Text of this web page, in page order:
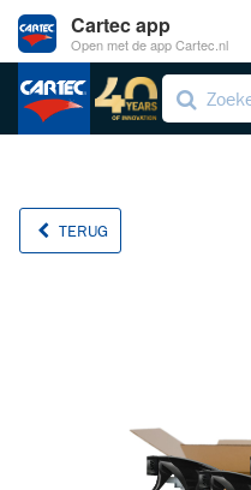
TERUG
Cartec app
Open met de app Cartec.nl